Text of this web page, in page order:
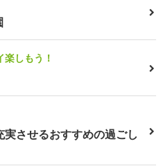
しもう！
させるおすすめの過ごし